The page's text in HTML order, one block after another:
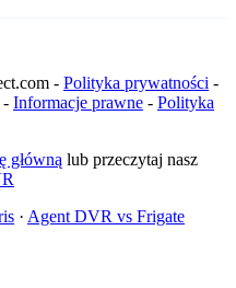
- Polityka prywatności -
- Informacje prawne - Polityka
główną lub przeczytaj nasz
· Agent DVR vs Frigate